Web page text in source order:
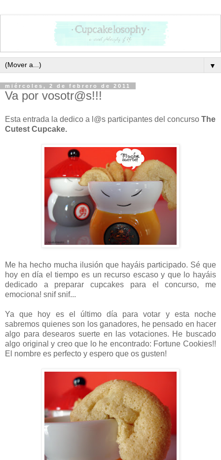
▼
miércoles, 2 de febrero de 2011
Va por vosotr@s!!!
Esta entrada la dedico a l@s participantes del concurso The
Cutest Cupcake.
Me ha hecho mucha ilusión que hayáis participado. Sé que
hoy en día el tiempo es un recurso escaso y que lo hayáis
dedicado a preparar cupcakes para el concurso, me
emociona! snif snif...
Ya que hoy es el último día para votar y esta noche
sabremos quienes son los ganadores, he pensado en hacer
algo para desearos suerte en las votaciones. He buscado
algo original y creo que lo he encontrado: Fortune Cookies!!
El nombre es perfecto y espero que os gusten!